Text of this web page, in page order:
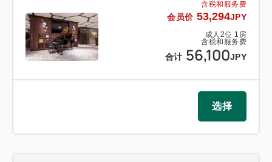
含税和服务费
会员价 53,294JPY
成人 2位 1 房
含税和服务费
合计 56,100JPY
选择